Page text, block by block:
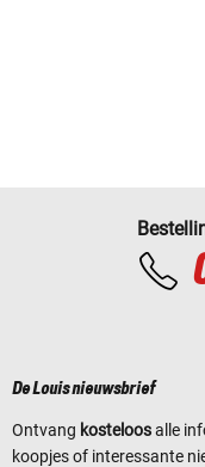
De Louis nieuwsbrief
Ontvang kosteloosalle
koopjes of interessante